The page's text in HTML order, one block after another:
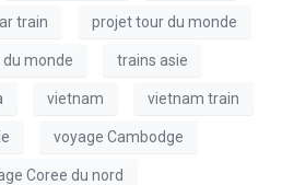
train projet tour du monde
monde trains asie
vietnam vietnam train
voyage Cambodge
Coree du nord